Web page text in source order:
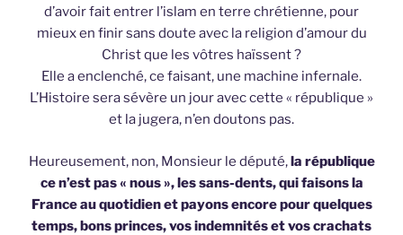
d’avoir fait entrer l’islam en terre chrétienne, pour
mieux en finir sans doute avec la religion d’amour du
Christ que les vôtres haïssent ?
Elle a enclenché, ce faisant, une machine infernale.
L’Histoire sera sévère un jour avec cette « république »
et la jugera, n’en doutons pas.
Heureusement, non, Monsieur le député,la république
ce n’est pas « nous », les sans-dents, qui faisons la
France au quotidien et payons encore pour quelques
temps, bons princes, vos indemnités et vos crachats